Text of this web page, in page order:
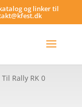
og linker til
Rally RK 0